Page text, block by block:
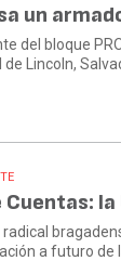
un
del bloque
Lincoln,
Cuentas:
radical
a futuro de